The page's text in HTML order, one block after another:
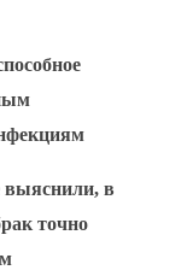
выяснили, в
точно